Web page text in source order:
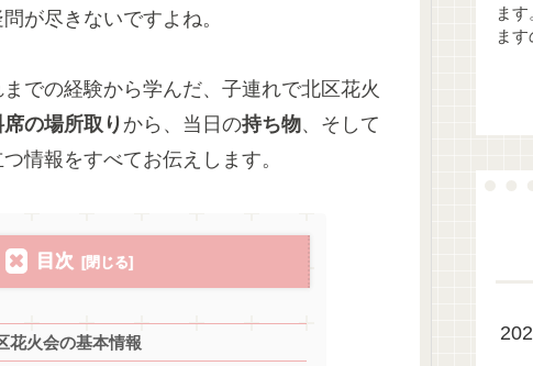
が尽きないですよね。
での経験から学んだ、子連れで北区花火
の場所取り から、当日の持ち物、そして
情報をすべてお伝えします。
目次
花火会の基本情報
ま
ま